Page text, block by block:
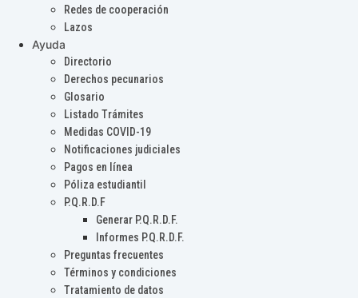
Redes de cooperación
Lazos
Ayuda
Directorio
Derechos pecunarios
Glosario
Listado Trámites
Medidas COVID-19
Notificaciones judiciales
Pagos en línea
Póliza estudiantil
P.Q.R.D.F
Generar P.Q.R.D.F.
Informes P.Q.R.D.F.
Preguntas frecuentes
Términos y condiciones
Tratamiento de datos